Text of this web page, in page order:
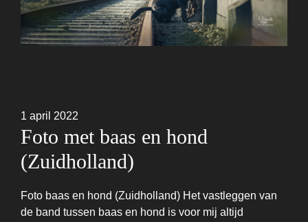
1 april 2022
Foto met baas en hond
(Zuidholland)
Foto baas en hond (Zuidholland) Het vastleggen van
de band tussen baas en hond is voor mij altijd